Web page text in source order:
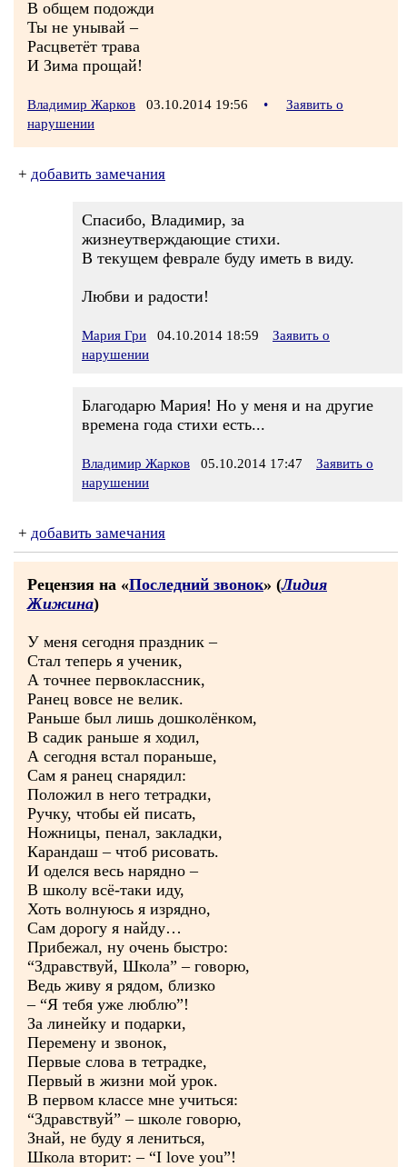
В общем подожди
Ты не унывай –
Расцветёт трава
И Зима прощай!
Владимир Жарков 03.10.2014 19:56 •
Заявить о
нарушении
+ добавить замечания
Спасибо, Владимир, за
жизнеутверждающие стихи.
В текущем феврале буду иметь в виду.
Любви и радости!
Мария Гри 04.10.2014 18:59
Заявить о
нарушении
Благодарю Мария! Но у меня и на другие
времена года стихи есть...
Владимир Жарков 05.10.2014 17:47
Заявить о
нарушении
+ добавить замечания
Рецензия на «Последний звонок» (Лидия
Жижина)
У меня сегодня праздник –
Стал теперь я ученик,
А точнее первоклассник,
Ранец вовсе не велик.
Раньше был лишь дошколёнком,
В садик раньше я ходил,
А сегодня встал пораньше,
Сам я ранец снарядил:
Положил в него тетрадки,
Ручку, чтобы ей писать,
Ножницы, пенал, закладки,
Карандаш – чтоб рисовать.
И оделся весь нарядно –
В школу всё-таки иду,
Хоть волнуюсь я изрядно,
Сам дорогу я найду…
Прибежал, ну очень быстро:
“Здравствуй, Школа” – говорю,
Ведь живу я рядом, близко
– “Я тебя уже люблю”!
За линейку и подарки,
Перемену и звонок,
Первые слова в тетрадке,
Первый в жизни мой урок.
В первом классе мне учиться:
“Здравствуй” – школе говорю,
Знай, не буду я лениться,
Школа вторит: – “I love you”!